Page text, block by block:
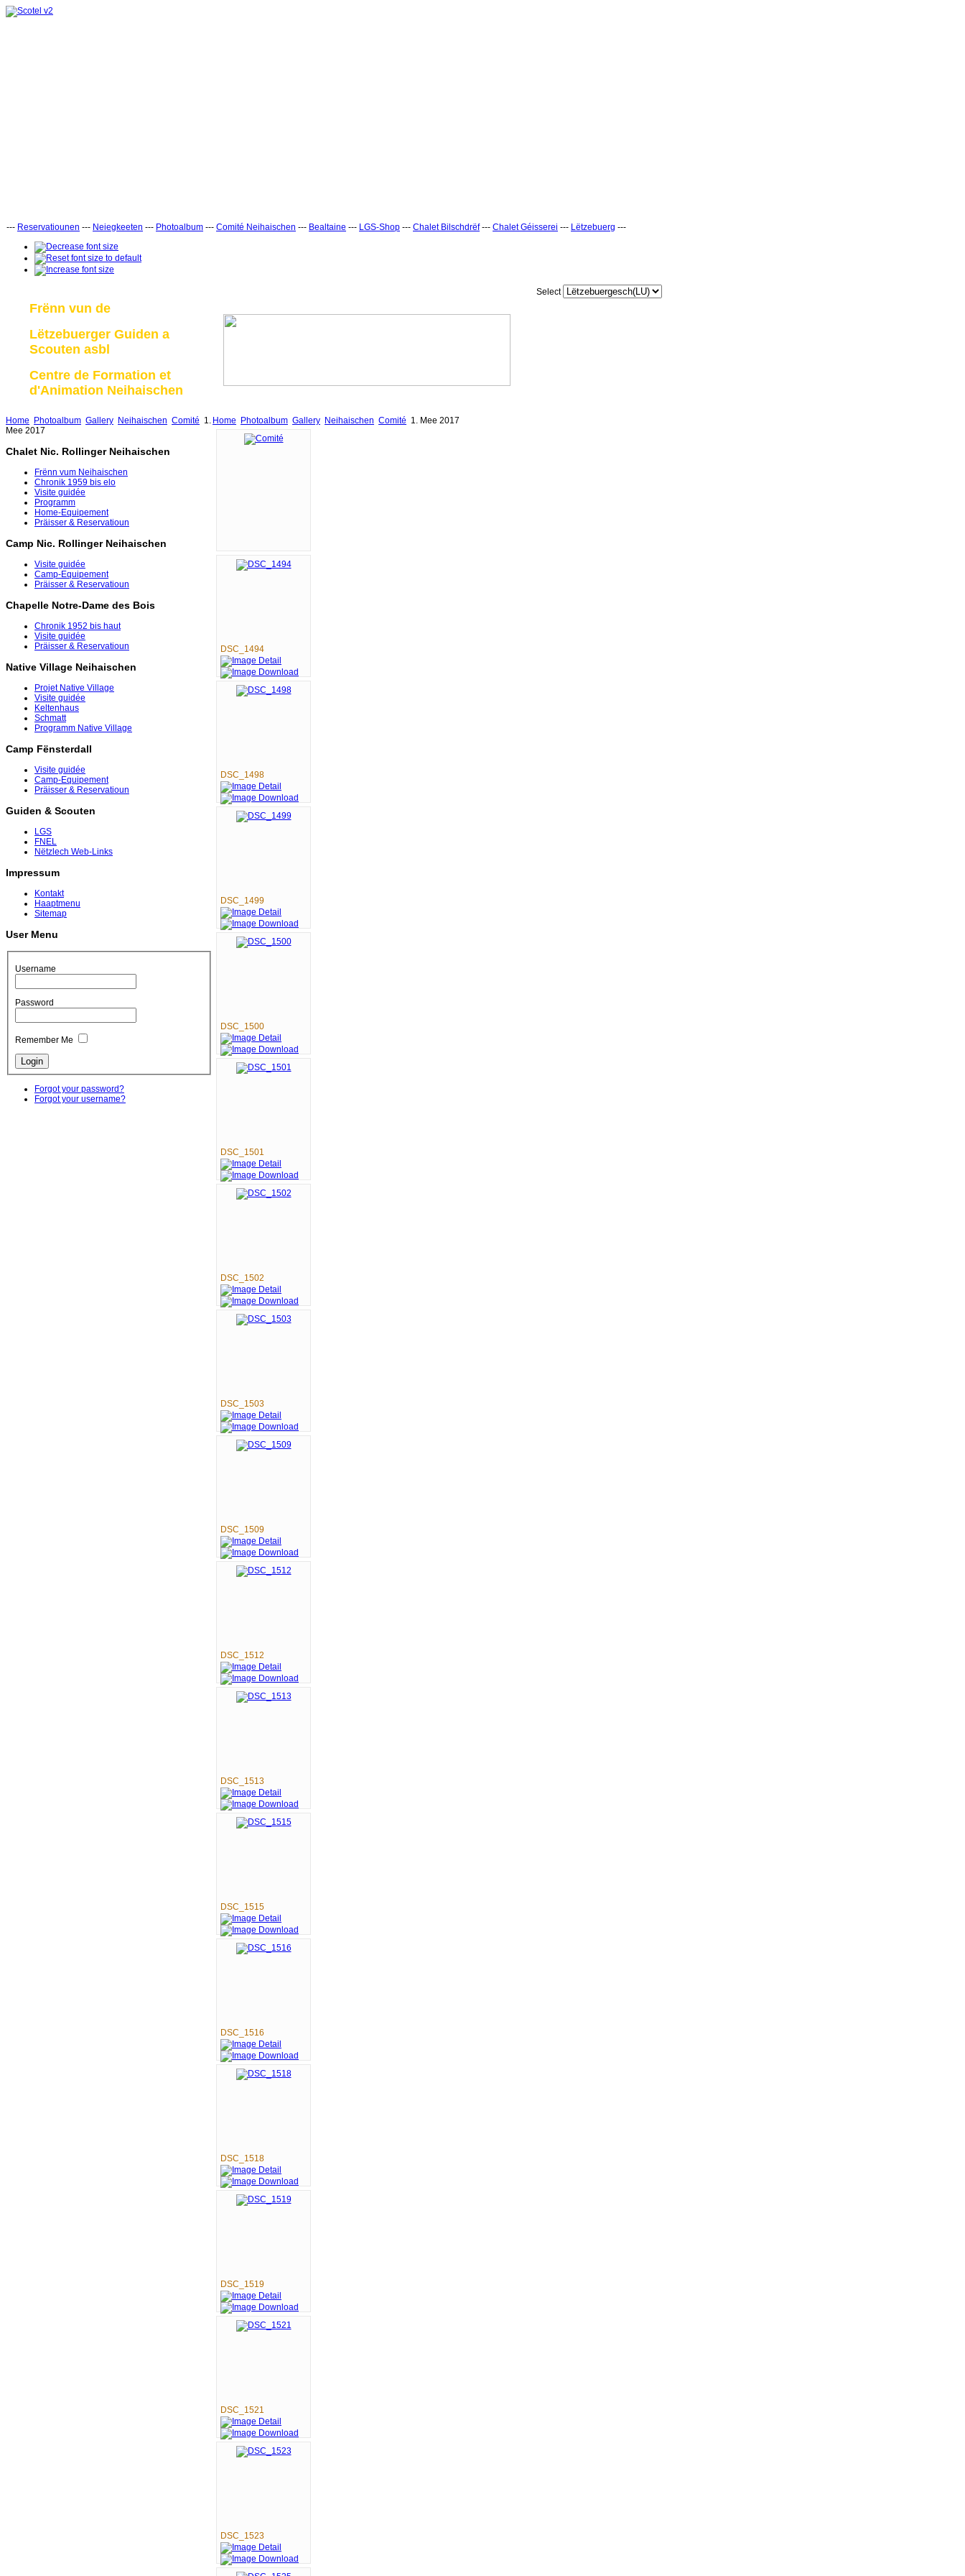
--- Reservatiounen --- Neiegkeeten --- Photoalbum --- Comité Neihaischen --- Bealtaine --- LGS-Shop --- Chalet Bilschdrëf--- Chalet Géisserei --- Lëtzebuerg ---
Frënn vun de
Lëtzebuerger Guiden a
Scouten asbl
Centre de Formation et
d'Animation Neihaischen
Select
Home Photoalbum Gallery Neihaischen Comité 1.
Mee 2017
Chalet Nic. Rollinger Neihaischen
Frënn vum Neihaischen
Chronik 1959 bis elo
Visite guidée
Programm
Home-Equipement
Präisser & Reservatioun
Camp Nic. Rollinger Neihaischen
Visite guidée
Camp-Equipement
Präisser & Reservatioun
Chapelle Notre-Dame des Bois
Chronik 1952 bis haut
Visite guidée
Präisser & Reservatioun
Native Village Neihaischen
Projet Native Village
Visite guidée
Keltenhaus
Schmatt
Programm Native Village
Camp Fënsterdall
Visite guidée
Camp-Equipement
Präisser & Reservatioun
Guiden & Scouten
LGS
FNEL
Nëtzlech Web-Links
Impressum
Kontakt
Haaptmenu
Sitemap
User Menu
Username
Password
Remember Me
Forgot your password?
Forgot your username?
Home Photoalbum Gallery Neihaischen Comité 1. Mee 2017
DSC_1494
DSC_1498
DSC_1499
DSC_1500
DSC_1501
DSC_1502
DSC_1503
DSC_1509
DSC_1512
DSC_1513
DSC_1515
DSC_1516
DSC_1518
DSC_1519
DSC_1521
DSC_1523